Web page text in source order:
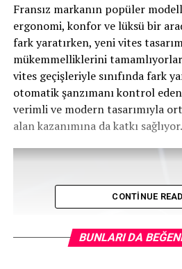
Fransız markanın popüler
ergonomi, konfor ve lüksü bir
fark yaratırken, yeni vites
mükemmelliklerini
vites geçişleriyle sınıfında fark
otomatik şanzımanı kontrol
verimli ve modern tasarımıyla
alan kazanımına da katkı sağlıyor.
CONTINUE
BUNLARI DA